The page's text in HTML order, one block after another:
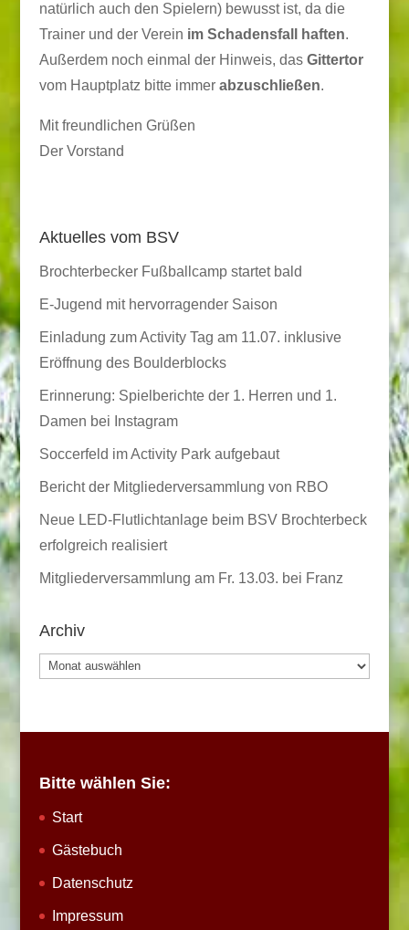
natürlich auch den Spielern) bewusst ist, da die
Trainer und der Verein im Schadensfall haften.
Außerdem noch einmal der Hinweis, das Gittertor
vom Hauptplatz bitte immer abzuschließen.
Mit freundlichen Grüßen
Der Vorstand
Aktuelles vom BSV
Brochterbecker Fußballcamp startet bald
E-Jugend mit hervorragender Saison
Einladung zum Activity Tag am 11.07. inklusive
Eröffnung des Boulderblocks
Erinnerung: Spielberichte der 1. Herren und 1.
Damen bei Instagram
Soccerfeld im Activity Park aufgebaut
Bericht der Mitgliederversammlung von RBO
Neue LED-Flutlichtanlage beim BSV Brochterbeck
erfolgreich realisiert
Mitgliederversammlung am Fr. 13.03. bei Franz
Archiv
Archiv
Bitte wählen Sie:
Start
Gästebuch
Datenschutz
Impressum